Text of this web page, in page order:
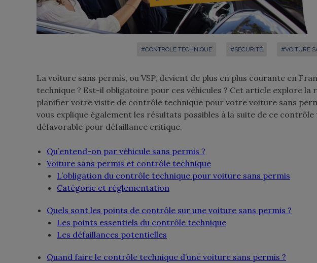
#CONTROLE TECHNIQUE #SÉCURITÉ #VOITURE
La voiture sans permis, ou VSP, devient de plus en plus courante en
technique ? Est-il obligatoire pour ces véhicules ? Cet article explore
planifier votre visite de contrôle technique pour votre voiture sans
vous explique également les résultats possibles à la suite de ce contrôle
défavorable pour défaillance critique.
Qu’entend-on par véhicule sans permis ?
Voiture sans permis et contrôle technique
L’obligation du contrôle technique pour voiture sans permis
Catégorie et réglementation
Quels sont les points de contrôle sur une voiture sans permis ?
Les points essentiels du contrôle technique
Les défaillances potentielles
Quand faire le contrôle technique d’une voiture sans permis ?